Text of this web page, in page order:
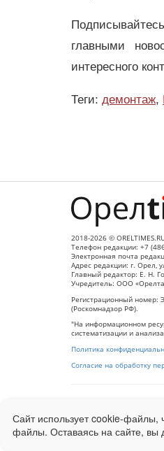
главными
интересного
Теги: демонтаж,
2018-2026 ©
Телефон редакции: +7
Электронная почта
Адрес редакции: г. Орел,
Главный редактор: Е. Н.
Учредитель: ООО
Регистрационный номер:
(Роскомнадзор РФ).
"На информационном
систематизации и
Политика
Согласие на обработку
Ограниченная
Сайт использует cookie-файлы,
файлы. Оставаясь на сайте, вы